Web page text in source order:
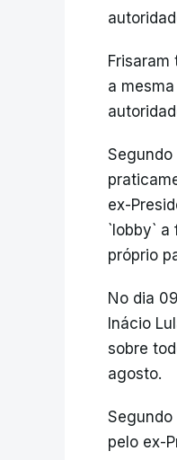
a
ex-
`lobby`
próprio
No dia
Inácio
sobre
agosto.
pelo ex-